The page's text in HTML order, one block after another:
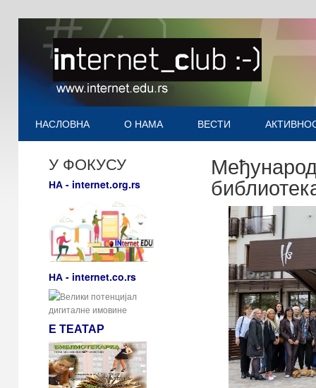
НАСЛОВНА О НАМА ВЕСТИ
У ФОКУСУ
НА - internet.org.rs
НА - internet.co.rs
Е ТЕАТАР